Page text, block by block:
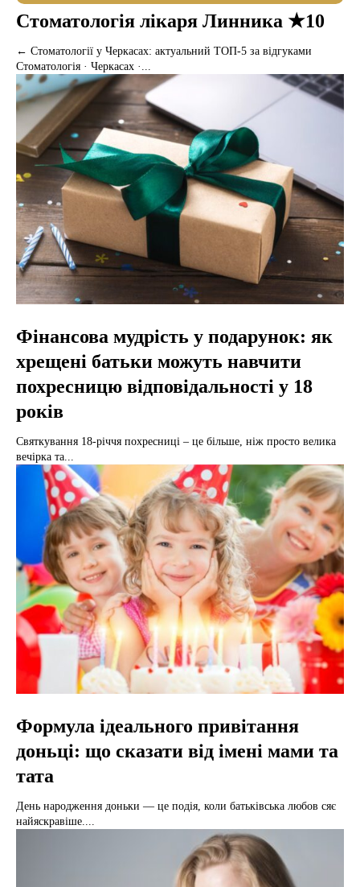
Стоматологія лікаря Линника ★10
← Стоматології у Черкасах: актуальний ТОП-5 за відгуками
Стоматологія · Черкасах ·...
Фінансова мудрість у подарунок: як
хрещені батьки можуть навчити
похресницю відповідальності у 18
років
Святкування 18-річчя похресниці – це більше, ніж просто велика
вечірка та...
Формула ідеального привітання
доньці: що сказати від імені мами та
тата
День народження доньки — це подія, коли батьківська любов сяє
найяскравіше....